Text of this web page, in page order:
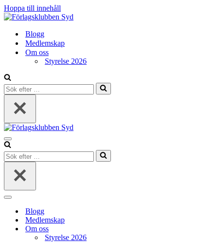
Hoppa till innehåll
Blogg
Medlemskap
Om oss
Styrelse 2026
Sök
efter
Navigeringsmeny
Sök
efter
Navigeringsmeny
Blogg
Medlemskap
Om oss
Styrelse 2026